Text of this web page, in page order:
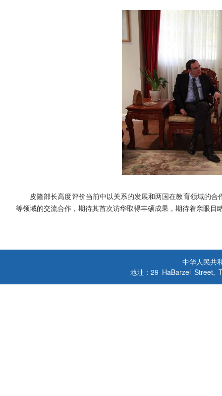
皮隆部长高度评价当前中以关系的发展和两国在教育领域的
等领域的交流合作，期待其首次访华取得丰硕成果，期待着亲眼目
中华人民共
地址：29 HaBarzel Street,